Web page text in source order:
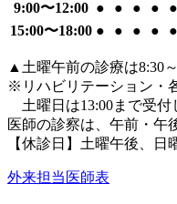
9:00〜12:00 ● ● ● ● ●
15:00〜18:00 ● ● ● ● ●
▲ 土曜午前の診療は8:30
※リハビリテーション・
土曜日は13:00まで受付
医師の診察は、午前・午
【休診日】土曜午後、日
外来担当医師表